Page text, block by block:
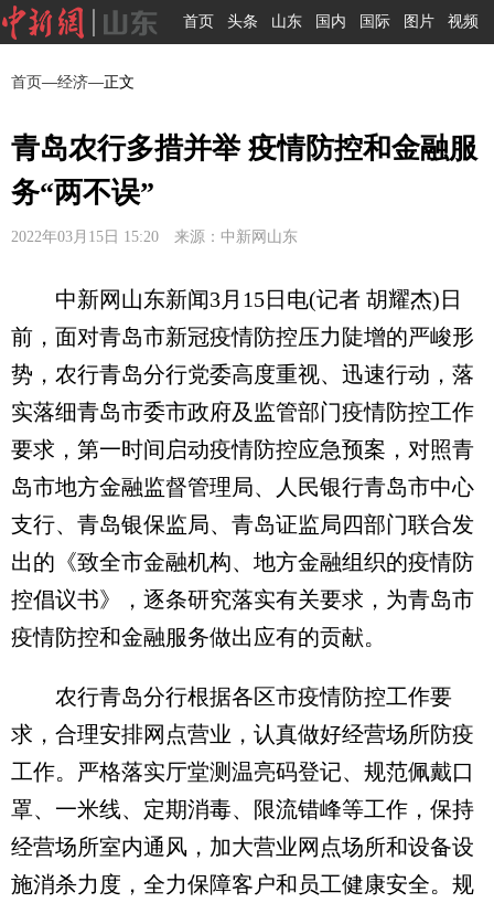
首页 头条 山东 国内 国际 图片 视频
首页—经济—正文
青岛农行多措并举 疫情防控和金融服
务“两不误”
2022年03月15日 15:20 来源：中新网山东
中新网山东新闻3月15日电(记者 胡耀杰)日
前，面对青岛市新冠疫情防控压力陡增的严峻形
势，农行青岛分行党委高度重视、迅速行动，落
实落细青岛市委市政府及监管部门疫情防控工作
要求，第一时间启动疫情防控应急预案，对照青
岛市地方金融监督管理局、人民银行青岛市中心
支行、青岛银保监局、青岛证监局四部门联合发
出的《致全市金融机构、地方金融组织的疫情防
控倡议书》，逐条研究落实有关要求，为青岛市
疫情防控和金融服务做出应有的贡献。
农行青岛分行根据各区市疫情防控工作要
求，合理安排网点营业，认真做好经营场所防疫
工作。严格落实厅堂测温亮码登记、规范佩戴口
罩、一米线、定期消毒、限流错峰等工作，保持
经营场所室内通风，加大营业网点场所和设备设
施消杀力度，全力保障客户和员工健康安全。规